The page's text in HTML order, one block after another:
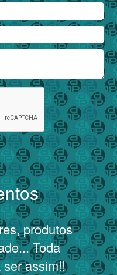
produtos
Toda
assim!!